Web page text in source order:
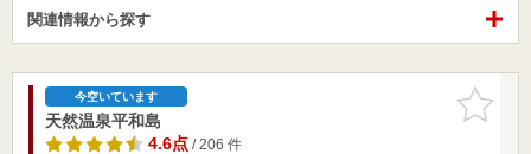
関連情報から探す
お気に入
りに追加
今空いています
天然温泉平和島
4.6点/ 206 件